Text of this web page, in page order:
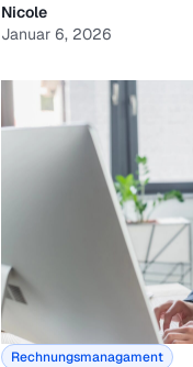
Nicole
Januar 6, 2026
Rechnungsmanagament